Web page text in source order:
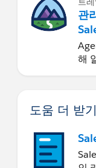
관
해
도움 더 받기